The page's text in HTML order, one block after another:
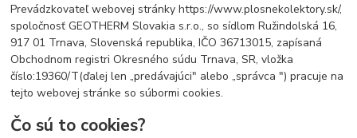
Prevádzkovateľ webovej stránky https://www.plosnekolektory.sk/,
spoločnosť GEOTHERM Slovakia s.r.o., so sídlom Ružindolská 16,
917 01 Trnava, Slovenská republika, IČO 36713015, zapísaná
Obchodnom registri Okresného súdu Trnava, SR, vložka
číslo:19360/T(ďalej len „predávajúci" alebo „správca ") pracuje na
tejto webovej stránke so súbormi cookies.
Čo sú to cookies?